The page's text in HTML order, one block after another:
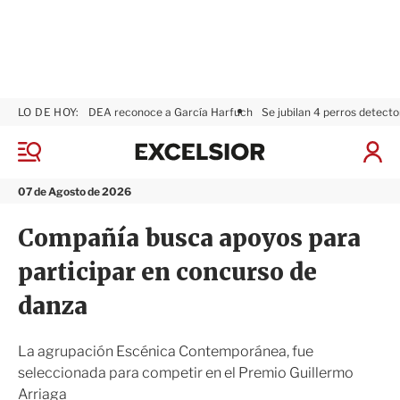
M
n
07 de Agosto de 2026
LO DE HOY: DEA reconoce a García Harfuch Se jubilan 4 perros
I
x
i
r
Compañía busca apoyos para
participar en concurso de
danza
La agrupación Escénica Contemporánea, fue
seleccionada para competir en el Premio Guillermo
Arriaga